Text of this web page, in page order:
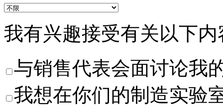
我有兴趣接受有关以下
与销售代表会面讨论我
我想在你们的制造实验